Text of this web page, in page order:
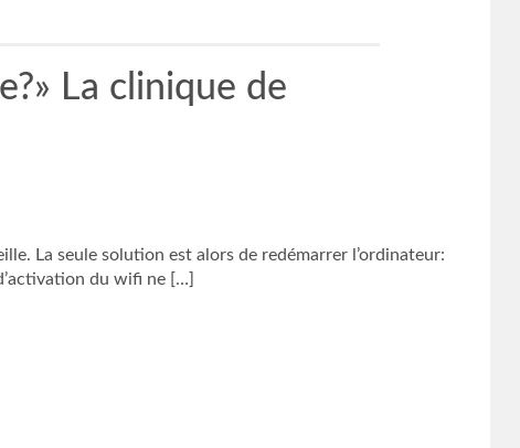
La clinique de
La seule solution est alors de redémarrer l’ordinateur:
du wifi ne […]